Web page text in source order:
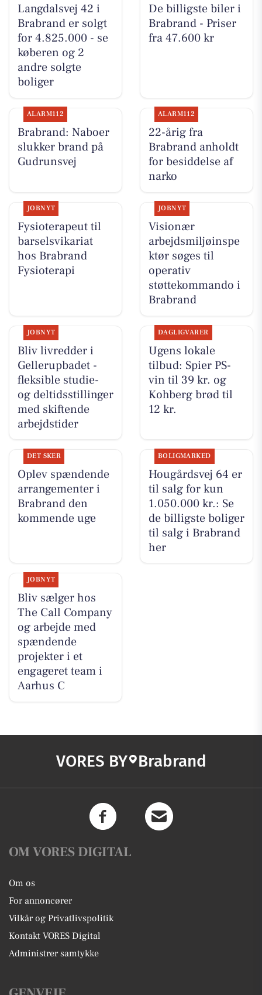
Langdalsvej 42 i
Brabrand er solgt
for 4.825.000 - se
køberen og 2
andre solgte
boliger
De billigste biler i
Brabrand - Priser
fra 47.600 kr
ALARM112
Brabrand: Naboer
slukker brand på
Gudrunsvej
ALARM112
22-årig fra
Brabrand anholdt
for besiddelse af
narko
JOBNYT
Fysioterapeut til
barselsvikariat
hos Brabrand
Fysioterapi
JOBNYT
Visionær
arbejdsmiljøinspe
ktør søges til
operativ
støttekommando i
Brabrand
JOBNYT
Bliv livredder i
Gellerupbadet -
fleksible studie-
og deltidsstillinger
med skiftende
arbejdstider
DAGLIGVARER
Ugens lokale
tilbud: Spier PS-
vin til 39 kr. og
Kohberg brød til
12 kr.
DET SKER
Oplev spændende
arrangementer i
Brabrand den
kommende uge
BOLIGMARKED
Hougårdsvej 64 er
til salg for kun
1.050.000 kr.: Se
de billigste boliger
til salg i Brabrand
her
JOBNYT
Bliv sælger hos
The Call Company
og arbejde med
spændende
projekter i et
engageret team i
Aarhus C
VORES BY Brabrand
OM VORES DIGITAL
Om os
For annoncører
Vilkår og Privatlivspolitik
Kontakt VORES Digital
Administrer samtykke